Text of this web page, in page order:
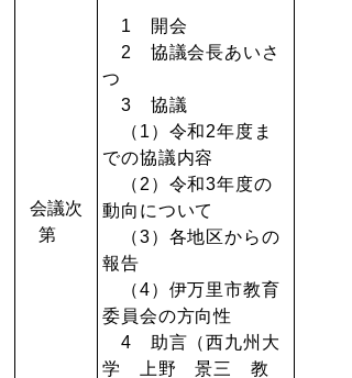
会議次
第
1 開会
2 協議会長あいさ
つ
3 協議
（1）令和2年度ま
での協議内容
（2）令和3年度の
動向について
（3）各地区からの
報告
（4）伊万里市教育
委員会の方向性
4 助言（西九州大
学 上野 景三 教